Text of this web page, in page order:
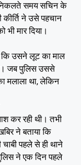
समय सचिन के
ने उसे पहचान
मार दिया।
कि उसने लूट का माल
जब पुलिस उससे
मलाला था, लेकिन
कर रही थी। तभी
ने बताया कि
पहले से ही थाने
ने एक दिन पहले